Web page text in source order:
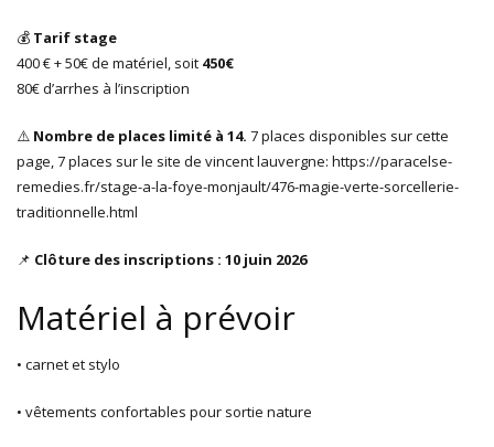
💰 Tarif stage
400 € + 50€ de matériel, soit 450€
80€ d’arrhes à l’inscription
⚠️ Nombre de places limité à 14. 7 places disponibles sur cette
page, 7 places sur le site de vincent lauvergne: https://paracelse-
remedies.fr/stage-a-la-foye-monjault/476-magie-verte-sorcellerie-
traditionnelle.html
📌 Clôture des inscriptions : 10 juin 2026
Matériel à prévoir
• carnet et stylo
• vêtements confortables pour sortie nature